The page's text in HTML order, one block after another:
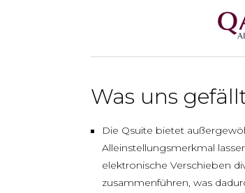
Was uns
Die Qsuite bietet
Alleinstellungsmerkmal
elektronische Verschieben
zusammenführen, was